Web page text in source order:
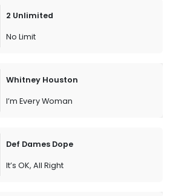
2 Unlimited
No Limit
Whitney Houston
I’m Every Woman
Def Dames Dope
It’s OK, All Right